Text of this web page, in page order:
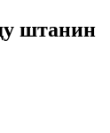
штанин